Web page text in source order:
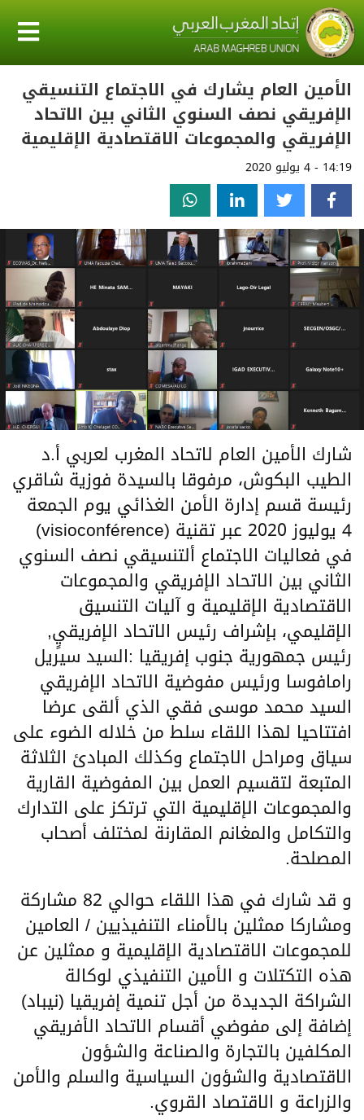
الأمين العام يشارك في الاجتماع التنسيقي
الإفريقي نصف السنوي الثاني بين الاتحاد
الإفريقي والمجموعات الاقتصادية الإقليمية
14:19 - 4 يوليو 2020
شارك الأمين العام لاتحاد المغرب لعربي أ.د
الطيب البكوش، مرفوقا بالسيدة فوزية شاقري
رئيسة قسم إدارة الأمن الغذائي يوم الجمعة
4 يوليوز 2020 عبر تقنية (visioconférence)
في فعاليات الاجتماع ألتنسيقي نصف السنوي
الثاني بين الاتحاد الإفريقي والمجموعات
الاقتصادية الإقليمية و آليات التنسيق
الإقليمي، بإشراف رئيس الاتحاد الإفريقيٍ,
رئيس جمهورية جنوب إفريقيا :السيد سيريل
رامافوسا ورئيس مفوضية الاتحاد الإفريقي
السيد محمد موسى فقي الذي ألقى عرضا
افتتاحيا لهذا اللقاء سلط من خلاله الضوء على
سياق ومراحل الاجتماع وكذلك المبادئ الثلاثة
المتبعة لتقسيم العمل بين المفوضية القارية
والمجموعات الإقليمية التي ترتكز على التدارك
والتكامل والمغانم المقارنة لمختلف أصحاب
المصلحة.
و قد شارك في هذا اللقاء حوالي 82 مشاركة
ومشاركا ممثلين بالأمناء التنفيذيين / العامين
للمجموعات الاقتصادية الإقليمية و ممثلين عن
هذه التكتلات و الأمين التنفيذي لوكالة
الشراكة الجديدة من أجل تنمية إفريقيا (نيباد)
إضافة إلى مفوضي أقسام الاتحاد الأفريقي
المكلفين بالتجارة والصناعة والشؤون
الاقتصادية والشؤون السياسية والسلم والأمن
والزراعة و الاقتصاد القروي.